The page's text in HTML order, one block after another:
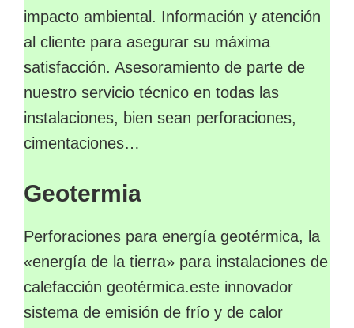
impacto ambiental. Información y atención
al cliente para asegurar su máxima
satisfacción. Asesoramiento de parte de
nuestro servicio técnico en todas las
instalaciones, bien sean perforaciones,
cimentaciones…
Geotermia
Perforaciones para energía geotérmica, la
«energía de la tierra» para instalaciones de
calefacción geotérmica.este innovador
sistema de emisión de frío y de calor